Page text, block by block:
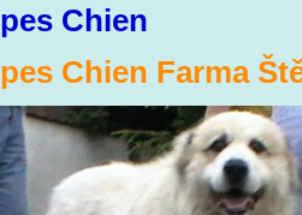
pes
pes Chien Farma